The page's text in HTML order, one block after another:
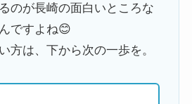
のが長崎の面白いところな
んですよね😊
方は、下から次の一歩を。